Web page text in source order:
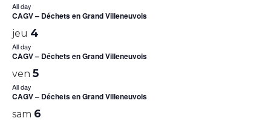
All day
CAGV – Déchets en Grand Villeneuvois
jeu 4
All day
CAGV – Déchets en Grand Villeneuvois
ven 5
All day
CAGV – Déchets en Grand Villeneuvois
sam 6